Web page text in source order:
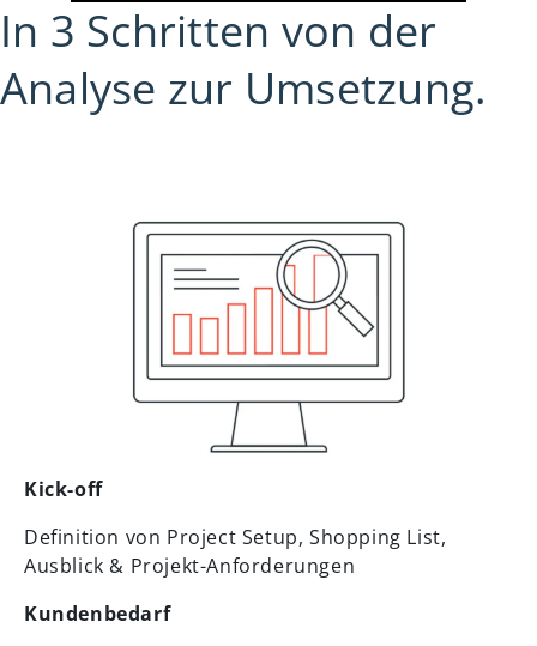
In 3 Schritten von der
Analyse zur Umsetzung.
Kick-off
Definition von Project Setup, Shopping List,
Ausblick & Projekt-Anforderungen
Kundenbedarf